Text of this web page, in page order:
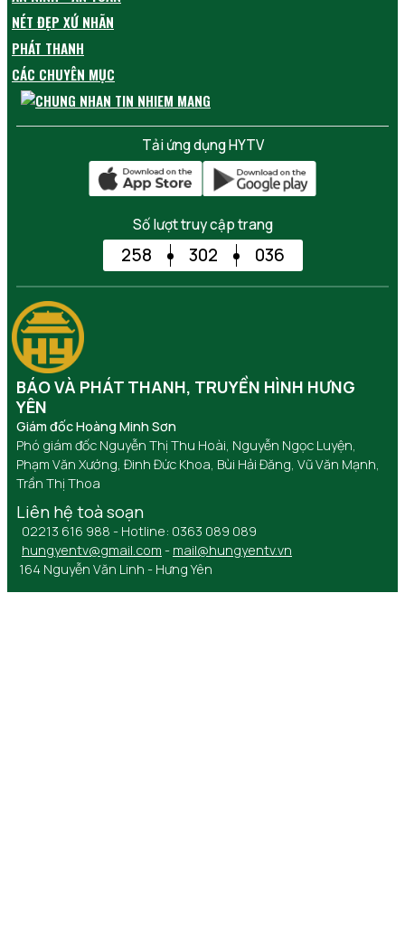
NÉT ĐẸP XỨ NHÃN
PHÁT THANH
CÁC CHUYÊN MỤC
Tải ứng dụng HYTV
Số lượt truy cập trang
258 302 036
BÁO VÀ PHÁT THANH, TRUYỀN HÌNH HƯNG
YÊN
Giám đốc Hoàng Minh Sơn
Phó giám đốc Nguyễn Thị Thu Hoài, Nguyễn Ngọc Luyện,
Phạm Văn Xướng, Đinh Đức Khoa, Bùi Hải Đăng, Vũ Văn Mạnh,
Trần Thị Thoa
Liên hệ toà soạn
02213 616 988 - Hotline: 0363 089 089
hungyentv@gmail.com - mail@hungyentv.vn
164 Nguyễn Văn Linh - Hưng Yên